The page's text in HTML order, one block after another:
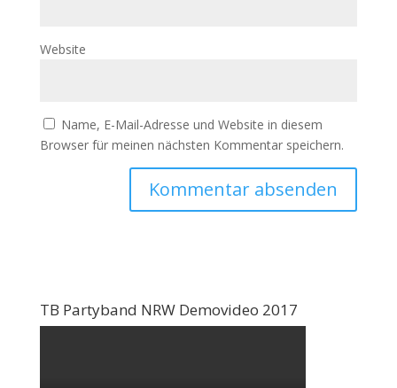
Website
Name, E-Mail-Adresse und Website in diesem
Browser für meinen nächsten Kommentar speichern.
TB Partyband NRW Demovideo 2017